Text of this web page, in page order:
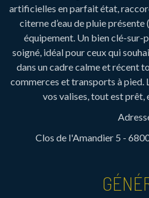
artificielles en parfait état,
citerne d’eau de pluie
équipement. Un bien clé-sur-
soigné, idéal pour ceux qui
dans un cadre calme et récent
commerces et transports à pied.
vos valises, tout est prêt,
Clos de l'Amandier 5 -